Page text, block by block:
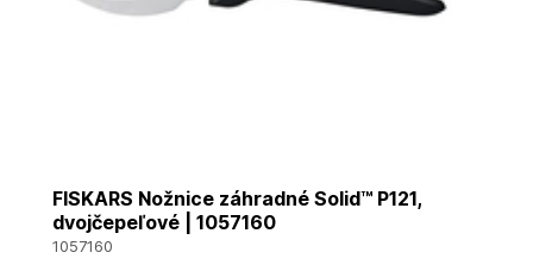
FISKARS Nožnice záhradné Solid™ P121,
dvojčepeľové | 1057160
1057160